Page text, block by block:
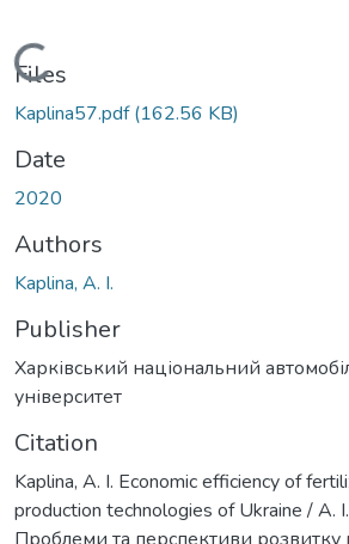
Loading...
Files
Kaplina57.pdf(162.56 KB)
Date
2020
Authors
Kaplina, A. I.
Publisher
Харківський національний
університет
Citation
Kaplina, A. I. Economic efficiency of
production technologies of Ukraine / А.